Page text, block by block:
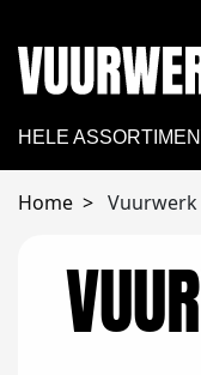
HELE
Home